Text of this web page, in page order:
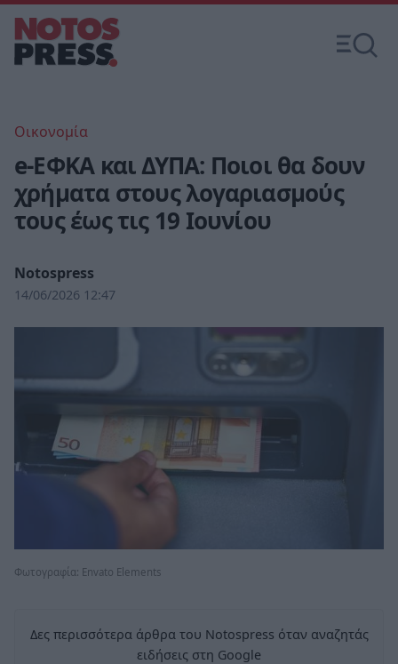
Οικονομία
e-ΕΦΚΑ και ΔΥΠΑ: Ποιοι θα δουν
χρήματα στους λογαριασμούς
τους έως τις 19 Ιουνίου
Notospress
14/06/2026 12:47
Φωτογραφία: Envato Elements
Δες περισσότερα άρθρα του Notospress όταν αναζητάς
ειδήσεις στη Google